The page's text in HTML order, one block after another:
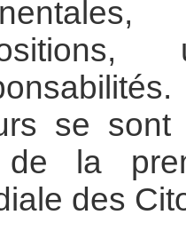
se sont
de la
des